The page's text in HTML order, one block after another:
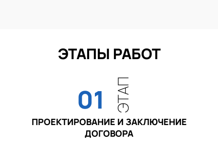
ЭТАПЫ РАБОТ
01 ЭТАП
ПРОЕКТИРОВАНИЕ И ЗАКЛЮЧЕНИЕ
ДОГОВОРА